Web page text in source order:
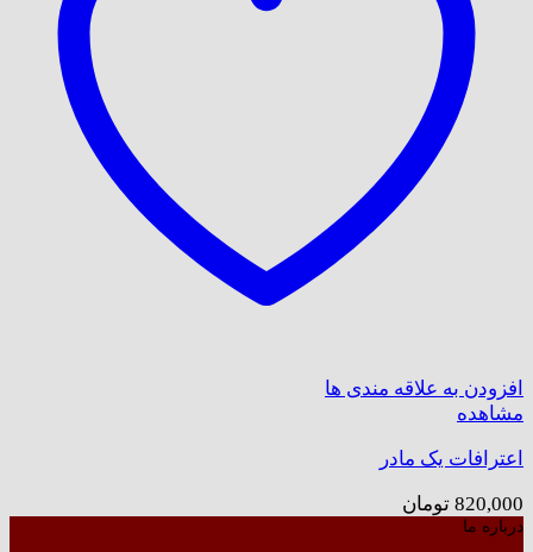
افزودن به علاقه مندی ها
مشاهده
اعترافات یک مادر
820,000 تومان
درباره ما